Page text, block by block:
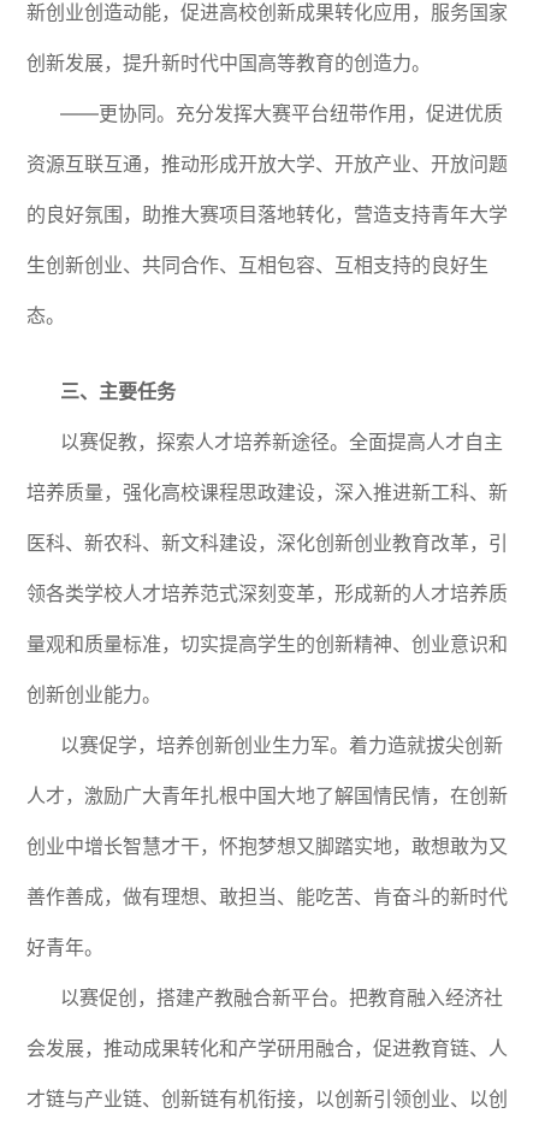
新创业创造动能，促进高校创新成果转化应用，服务国家
创新发展，提升新时代中国高等教育的创造力。
——更协同。充分发挥大赛平台纽带作用，促进优质
资源互联互通，推动形成开放大学、开放产业、开放问题
的良好氛围，助推大赛项目落地转化，营造支持青年大学
生创新创业、共同合作、互相包容、互相支持的良好生
态。
三、主要任务
以赛促教，探索人才培养新途径。全面提高人才自主
培养质量，强化高校课程思政建设，深入推进新工科、新
医科、新农科、新文科建设，深化创新创业教育改革，引
领各类学校人才培养范式深刻变革，形成新的人才培养质
量观和质量标准，切实提高学生的创新精神、创业意识和
创新创业能力。
以赛促学，培养创新创业生力军。着力造就拔尖创新
人才，激励广大青年扎根中国大地了解国情民情，在创新
创业中增长智慧才干，怀抱梦想又脚踏实地，敢想敢为又
善作善成，做有理想、敢担当、能吃苦、肯奋斗的新时代
好青年。
以赛促创，搭建产教融合新平台。把教育融入经济社
会发展，推动成果转化和产学研用融合，促进教育链、人
才链与产业链、创新链有机衔接，以创新引领创业、以创